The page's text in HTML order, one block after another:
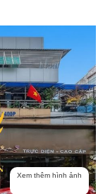
Xem thêm hình ảnh